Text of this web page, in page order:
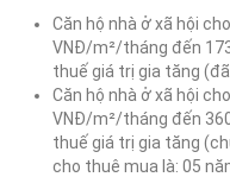
Căn hộ nhà ở xã hội
VNĐ/m²/tháng đến
thuế giá trị gia tăng
Căn hộ nhà ở xã hội
VNĐ/m²/tháng đến
thuế giá trị gia tăng
cho thuê mua là: 05